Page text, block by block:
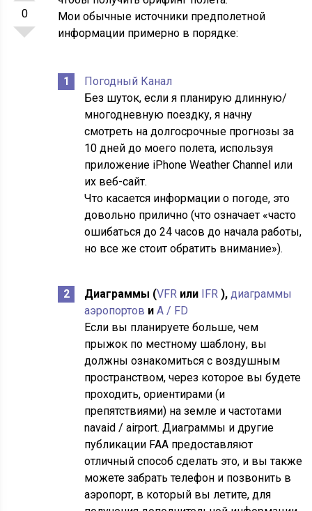
0
Мои обычные источники предполетной
информации примерно в порядке:
Погодный Канал
Без шуток, если я планирую длинную/
многодневную поездку, я начну
смотреть на долгосрочные прогнозы за
10 дней до моего полета, используя
приложение iPhone Weather Channel или
их веб-сайт.
Что касается информации о погоде, это
довольно прилично (что означает «часто
ошибаться до 24 часов до начала работы,
но все же стоит обратить внимание»).
Диаграммы (VFR или IFR),диаграммы
аэропортов иA / FD
Если вы планируете больше, чем
прыжок по местному шаблону, вы
должны ознакомиться с воздушным
пространством, через которое вы будете
проходить, ориентирами (и
препятствиями) на земле и частотами
navaid / airport. Диаграммы и другие
публикации FAA предоставляют
отличный способ сделать это, и вы также
можете забрать телефон и позвонить в
аэропорт, в который вы летите, для